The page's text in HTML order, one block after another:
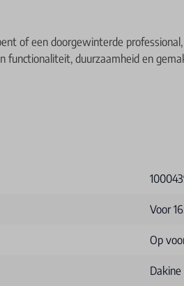
of een doorgewinterde
functionaliteit, duurzaamheid en
Voor
Op
Dakine